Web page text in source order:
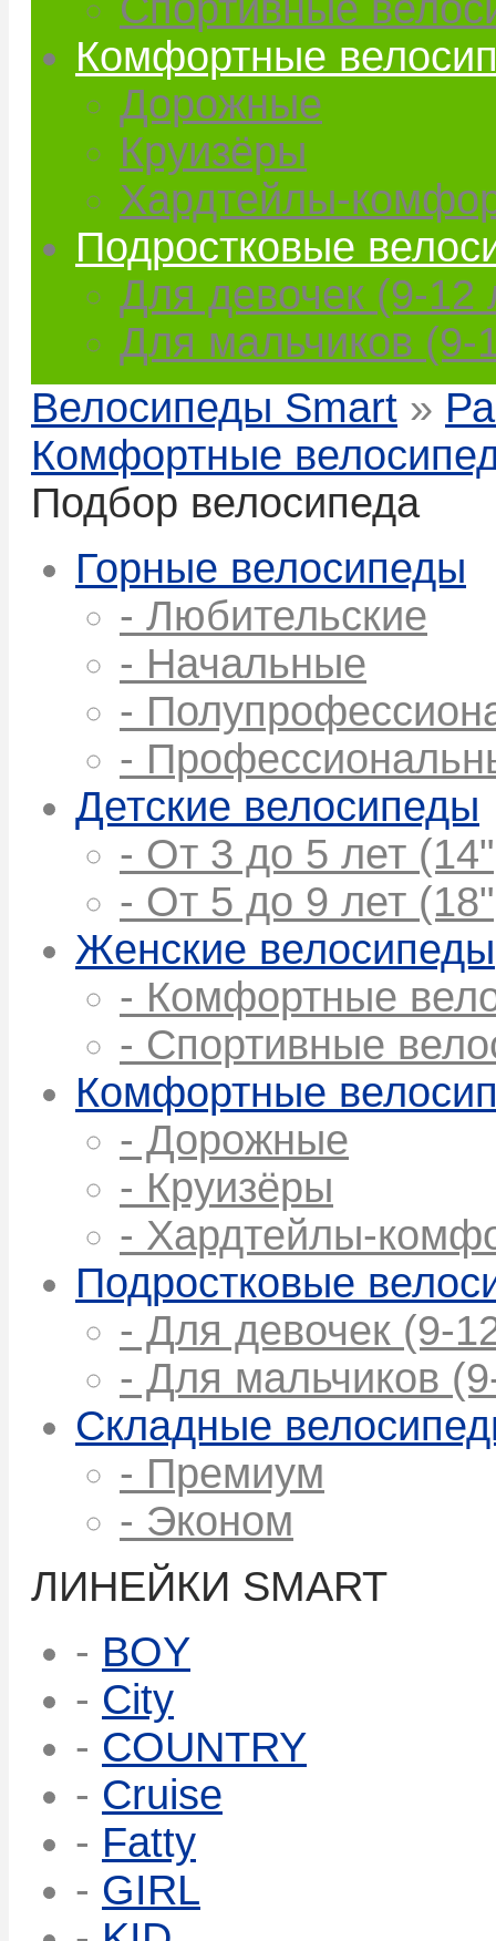
Комфортные
Дорожные
Круизёры
Хардтейлы-
Подростковые
Для девочек (9-12
Для мальчиков (9-
Велосипеды Smart »
Комфортные
Подбор велосипеда
Горные велосипеды
- Любительские
- Начальные
-
-
Детские велосипеды
- От 3 до 5 лет
- От 5 до 9 лет
Женские велосипеды
- Комфортные
- Спортивные
Комфортные
- Дорожные
- Круизёры
- Хардтейлы-
Подростковые
- Для девочек (9-
- Для мальчиков
Складные
- Премиум
- Эконом
ЛИНЕЙКИ SMART
- BOY
- City
- COUNTRY
- Cruise
- Fatty
- GIRL